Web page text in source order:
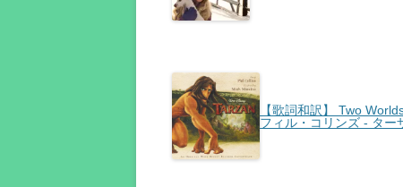
【歌詞和訳】 Two
フィル・コリンズ - ター